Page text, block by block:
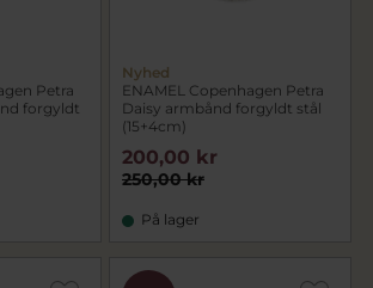
Petra
forgyldt
Nyhed
ENAMEL Copenhagen Petra
Daisy armbånd forgyldt stål
(15+4cm)
250,00 kr
200,00 kr
På lager